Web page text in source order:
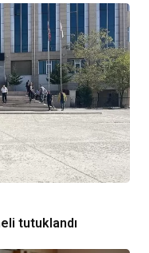
tutuklandı